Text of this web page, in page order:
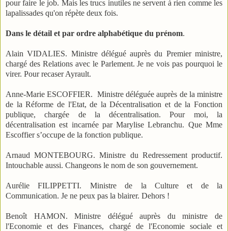
pour faire le job. Mais les trucs inutiles ne servent à rien comme les
lapalissades qu'on répète deux fois.
Dans le détail et par ordre alphabétique du prénom.
Alain VIDALIES. Ministre délégué auprès du Premier ministre,
chargé des Relations avec le Parlement. Je ne vois pas pourquoi le
virer. Pour recaser Ayrault.
Anne-Marie ESCOFFIER. Ministre déléguée auprès de la ministre
de la Réforme de l'Etat, de la Décentralisation et de la Fonction
publique, chargée de la décentralisation. Pour moi, la
décentralisation est incarnée par Marylise Lebranchu. Que Mme
Escoffier s’occupe de la fonction publique.
Arnaud MONTEBOURG. Ministre du Redressement productif.
Intouchable aussi. Changeons le nom de son gouvernement.
Aurélie FILIPPETTI. Ministre de la Culture et de la
Communication. Je ne peux pas la blairer. Dehors !
Benoît HAMON. Ministre délégué auprès du ministre de
l'Economie et des Finances, chargé de l'Economie sociale et